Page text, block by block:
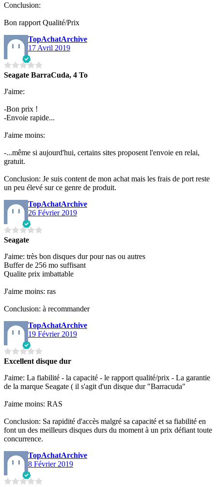
Conclusion:
Bon rapport Qualité/Prix
TopAchatArchive
17 Avril 2019
Seagate BarraCuda, 4 To
J'aime:
-Bon prix !
-Envoie rapide...
J'aime moins:
-...même si aujourd'hui, certains sites proposent l'envoie en relai,
gratuit.
Conclusion: Je suis content de mon achat mais les frais de port reste
un peu élevé sur ce genre de produit.
TopAchatArchive
26 Février 2019
Seagate
J'aime: très bon disques dur pour nas ou autres
Buffer de 256 mo suffisant
Qualite prix imbattable
J'aime moins: ras
Conclusion: à recommander
TopAchatArchive
19 Février 2019
Excellent disque dur
J'aime: La fiabilité - la capacité - le rapport qualité/prix - La garantie
de la marque Seagate ( il s'agit d'un disque dur "Barracuda"
J'aime moins: RAS
Conclusion: Sa rapidité d'accès malgré sa capacité et sa fiabilité en
font un des meilleurs disques durs du moment à un prix défiant toute
concurrence.
TopAchatArchive
8 Février 2019